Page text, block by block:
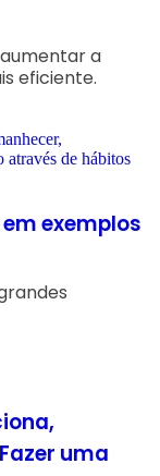
a
eficiente.
exemplos
uma